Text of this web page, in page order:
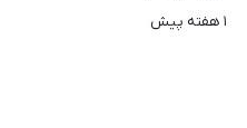
۱ هفته پیش